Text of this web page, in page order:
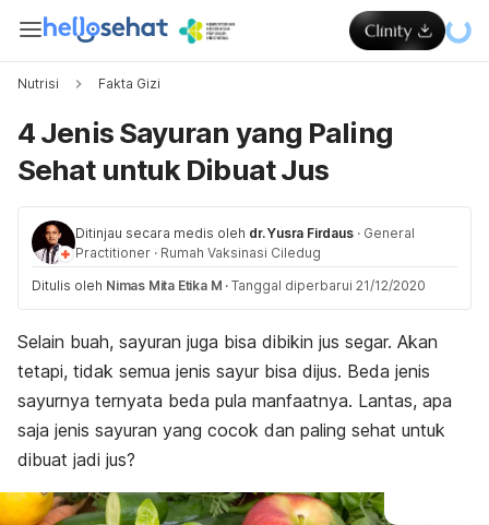
Nutrisi Fakta Gizi
4 Jenis Sayuran yang Paling
Sehat untuk Dibuat Jus
Ditinjau secara medis oleh dr. Yusra Firdaus · General
Practitioner · Rumah Vaksinasi Ciledug
Ditulis oleh Nimas Mita Etika M · Tanggal diperbarui 21/12/2020
Selain buah, sayuran juga bisa dibikin jus segar. Akan
tetapi, tidak semua jenis sayur bisa dijus. Beda jenis
sayurnya ternyata beda pula manfaatnya. Lantas, apa
saja jenis sayuran yang cocok dan paling sehat untuk
dibuat jadi jus?